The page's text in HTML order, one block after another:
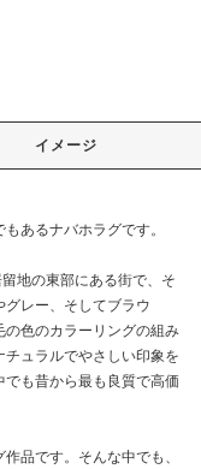
イメージ
あるナバホラグです。
地の東部にある街で、そ
グレー、そしてブラウ
色のカラーリングの組み
ュラルでやさしい印象を
も昔から最も良質で高価
品です。そんな中でも、